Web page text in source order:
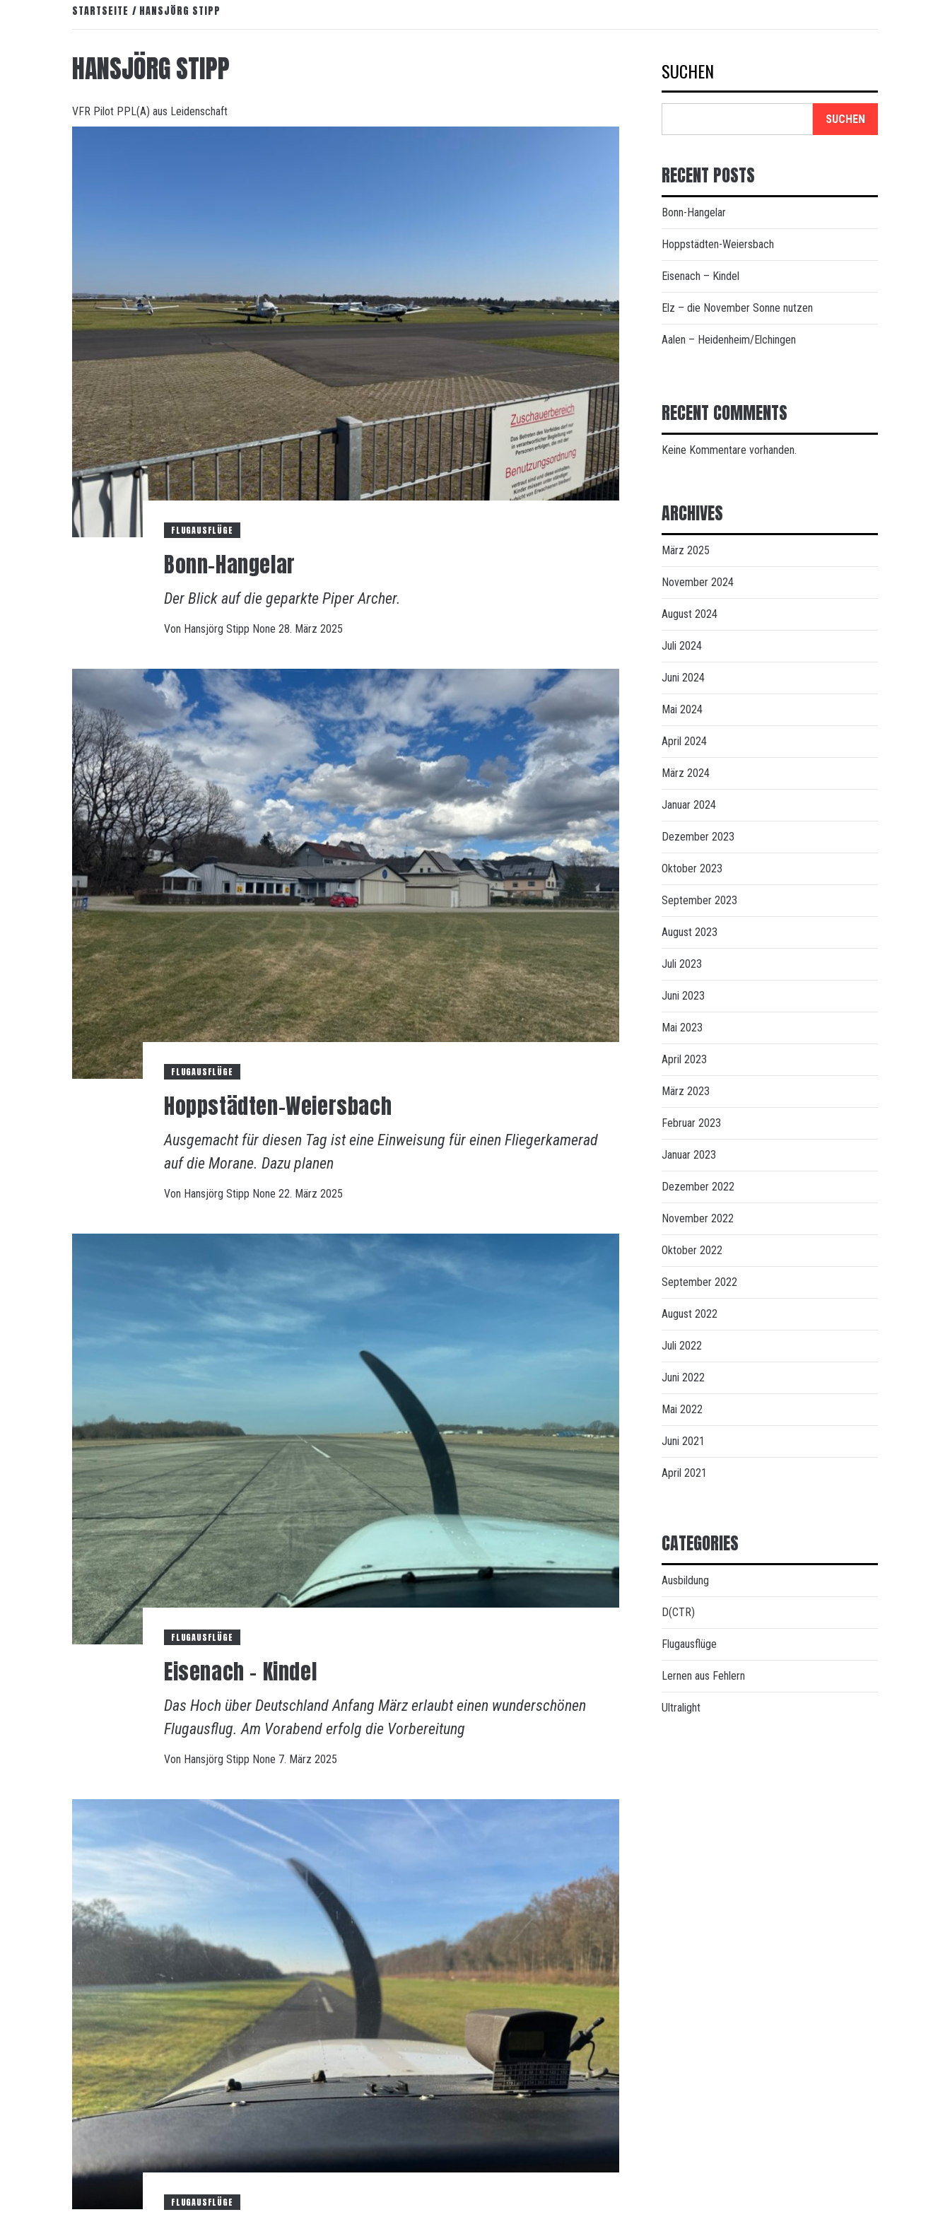
STARTSEITE HANSJÖRG STIPP
HANSJÖRG STIPP
VFR Pilot PPL(A) aus Leidenschaft
FLUGAUSFLÜGE
Bonn-Hangelar
Der Blick auf die geparkte Piper Archer.
Von Hansjörg Stipp None 28. März 2025
FLUGAUSFLÜGE
Hoppstädten-Weiersbach
Ausgemacht für diesen Tag ist eine Einweisung für einen Fliegerkamerad
auf die Morane. Dazu planen
Von Hansjörg Stipp None 22. März 2025
FLUGAUSFLÜGE
Eisenach – Kindel
Das Hoch über Deutschland Anfang März erlaubt einen wunderschönen
Flugausflug. Am Vorabend erfolg die Vorbereitung
Von Hansjörg Stipp None 7. März 2025
FLUGAUSFLÜGE
SUCHEN
SUCHEN
RECENT POSTS
Bonn-Hangelar
Hoppstädten-Weiersbach
Eisenach – Kindel
Elz – die November Sonne nutzen
Aalen – Heidenheim/Elchingen
RECENT COMMENTS
Keine Kommentare vorhanden.
ARCHIVES
März 2025
November 2024
August 2024
Juli 2024
Juni 2024
Mai 2024
April 2024
März 2024
Januar 2024
Dezember 2023
Oktober 2023
September 2023
August 2023
Juli 2023
Juni 2023
Mai 2023
April 2023
März 2023
Februar 2023
Januar 2023
Dezember 2022
November 2022
Oktober 2022
September 2022
August 2022
Juli 2022
Juni 2022
Mai 2022
Juni 2021
April 2021
CATEGORIES
Ausbildung
D(CTR)
Flugausflüge
Lernen aus Fehlern
Ultralight